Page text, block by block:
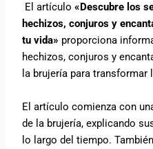
El artículo«Descubre los
hechizos, conjuros y
tu vida» proporciona
hechizos, conjuros y
la brujería para transformar
El artículo comienza con
de la brujería, explicando
lo largo del tiempo.